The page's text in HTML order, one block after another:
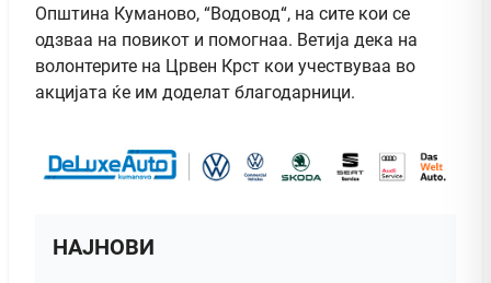
Општина Куманово, “Водовод“, на сите кои се
одзваа на повикот и помогнаа. Ветија дека на
волонтерите на Црвен Крст кои учествуваа во
акцијата ќе им доделат благодарници.
НАЈНОВИ